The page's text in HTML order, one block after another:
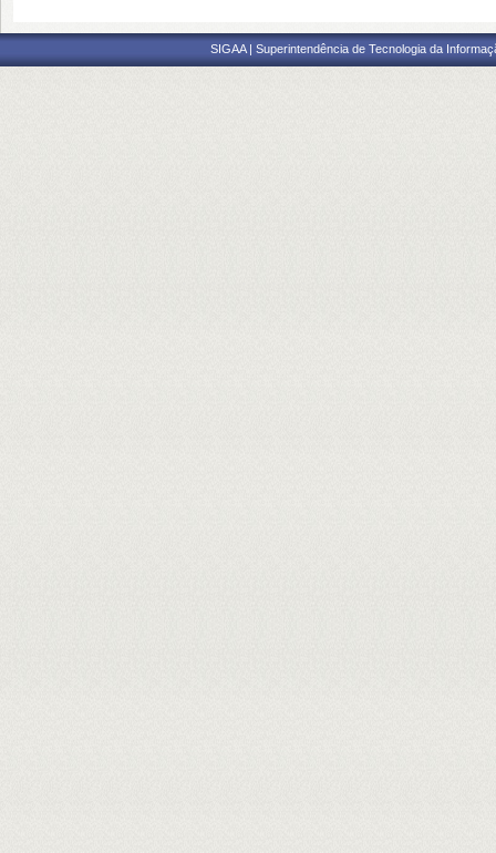
SIGAA | Superintendência de Tecnologia da